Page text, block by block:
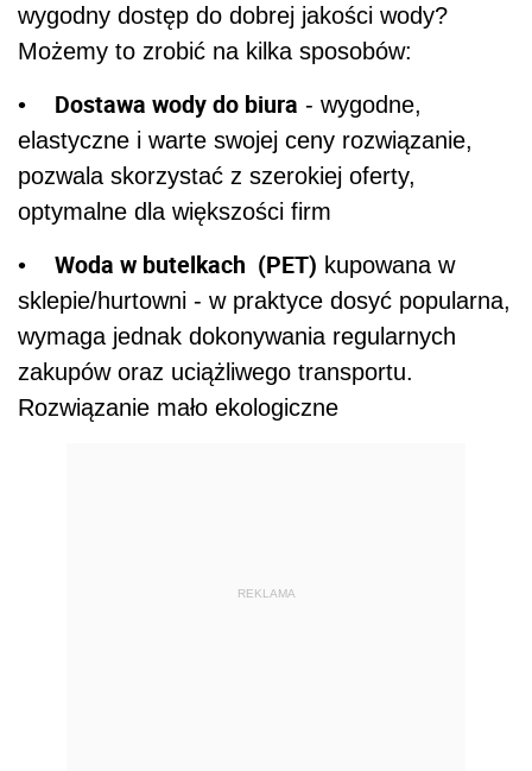
wygodny dostęp do dobrej jakości wody?
Możemy to zrobić na kilka sposobów:
• Dostawa wody do biura - wygodne,
elastyczne i warte swojej ceny rozwiązanie,
pozwala skorzystać z szerokiej oferty,
optymalne dla większości firm
• Woda w butelkach (PET) kupowana w
sklepie/hurtowni - w praktyce dosyć popularna,
wymaga jednak dokonywania regularnych
zakupów oraz uciążliwego transportu.
Rozwiązanie mało ekologiczne
REKLAMA